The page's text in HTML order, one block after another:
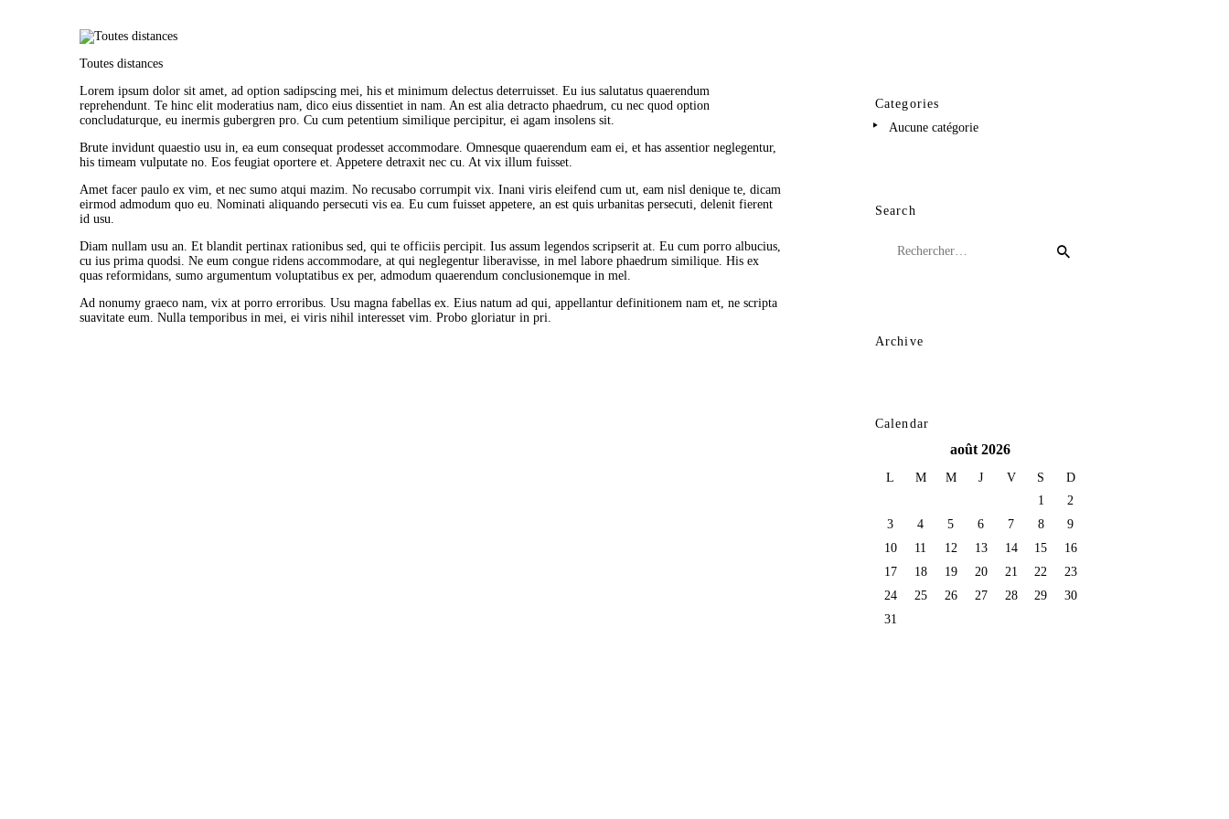
ACCUEIL
ESTIMATION DE
Toutes distances
Lorem ipsum dolor sit amet, ad option sadipscing mei, his et minimum delectus deterruisset. Eu ius salutatus quaerendum
reprehendunt. Te hinc elit moderatius nam, dico eius dissentiet in nam. An est alia detracto phaedrum, cu nec quod option
concludaturque, eu inermis gubergren pro. Cu cum petentium similique percipitur, ei agam insolens sit.
Brute invidunt quaestio usu in, ea eum consequat prodesset accommodare. Omnesque quaerendum eam ei, et has assentior neglegentur,
his timeam vulputate no. Eos feugiat oportere et. Appetere detraxit nec cu. At vix illum fuisset.
Amet facer paulo ex vim, et nec sumo atqui mazim. No recusabo corrumpit vix. Inani viris eleifend cum ut, eam nisl denique te, dicam
eirmod admodum quo eu. Nominati aliquando persecuti vis ea. Eu cum fuisset appetere, an est quis urbanitas persecuti, delenit fierent
id usu.
Diam nullam usu an. Et blandit pertinax rationibus sed, qui te officiis percipit. Ius assum legendos scripserit at. Eu cum porro albucius,
cu ius prima quodsi. Ne eum congue ridens accommodare, at qui neglegentur liberavisse, in mel labore phaedrum similique. His ex
quas reformidans, sumo argumentum voluptatibus ex per, admodum quaerendum conclusionemque in mel.
Ad nonumy graeco nam, vix at porro erroribus. Usu magna fabellas ex. Eius natum ad qui, appellantur definitionem nam et, ne scripta
suavitate eum. Nulla temporibus in mei, ei viris nihil interesset vim. Probo gloriatur in pri.
Categories
Aucune catégorie
Search
Archive
Calendar
août 2026
L M M J V S
D
1
2
3
4 5 6 7 8
9
10
11 12 13 14 15
16
17
18 19 20 21 22
23
24
25 26 27 28 29
30
31